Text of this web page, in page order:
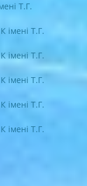
Т.Г.
імені Т.Г.
імені Т.Г.
імені Т.Г.
імені Т.Г.
імені Т.Г.